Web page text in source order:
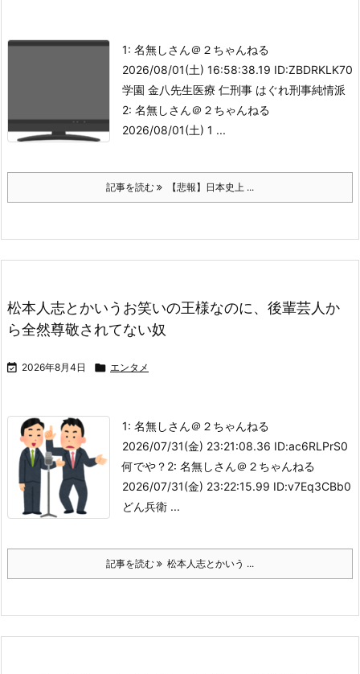
1: 名無しさん＠２ちゃんねる
2026/08/01(土) 16:58:38.19 ID:ZBDRKLK70
学園 金八先生医療 仁刑事 はぐれ刑事純情派
2: 名無しさん＠２ちゃんねる
2026/08/01(土) 1 ...
記事を読む 【悲報】日本史上 ...
松本人志とかいうお笑いの王様なのに、後輩芸人か
ら全然尊敬されてない奴
 2026年8月4日  エンタメ
1: 名無しさん＠２ちゃんねる
2026/07/31(金) 23:21:08.36 ID:ac6RLPrS0
何でや？2: 名無しさん＠２ちゃんねる
2026/07/31(金) 23:22:15.99 ID:v7Eq3CBb0
どん兵衛 ...
記事を読む 松本人志とかいう ...